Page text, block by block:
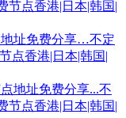
地址免费分享…不定
点香港|日本|韩国|